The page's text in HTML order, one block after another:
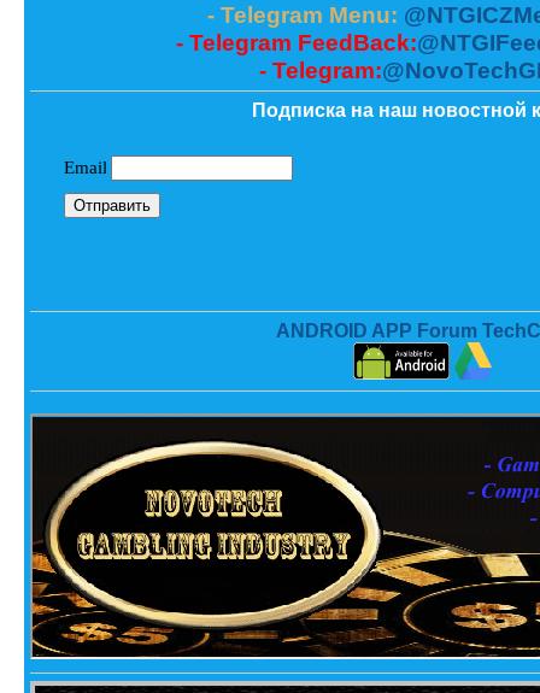
- Telegram Menu:
- Telegram FeedBack:
- Telegram:
Подписка на наш новостной
ANDROID APP Forum